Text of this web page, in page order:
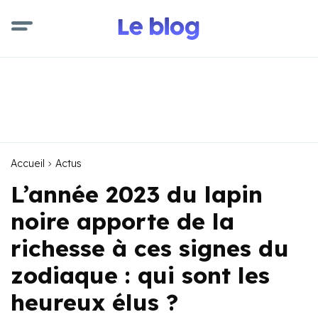
Accueil Actus
L’année 2023 du lapin
noire apporte de la
richesse à ces signes du
zodiaque : qui sont les
heureux élus ?